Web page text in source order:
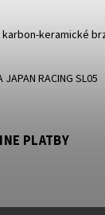
keramické
JAPAN RACING SL05
PLATBY